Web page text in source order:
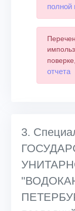
полной
отчета
3.